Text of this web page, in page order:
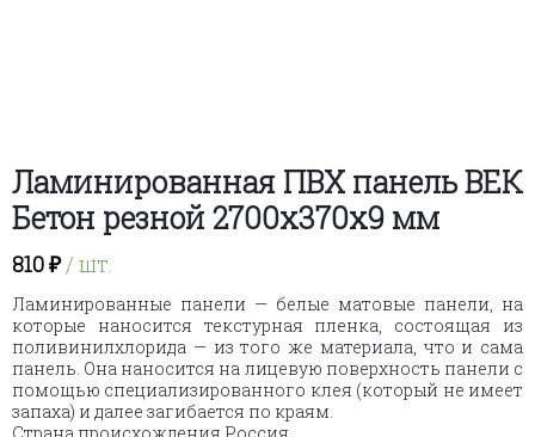
Ламинированная ПВХ панель ВЕК
Бетон резной 2700х370х9 мм
810₽/ шт.
Ламинированные панели — белые матовые панели, на
которые наносится текстурная пленка, состоящая из
поливинилхлорида — из того же материала, что и сама
панель. Она наносится на лицевую поверхность панели с
помощью специализированного клея (который не имеет
запаха) и далее загибается по краям.